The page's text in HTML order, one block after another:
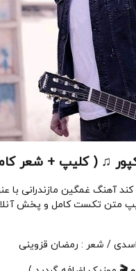
♫ ( کلیپ + شعر
آهنگ غمگین مازندرانی با
متن تکست کامل و پخش
/ شعر : رمضان قزوینی